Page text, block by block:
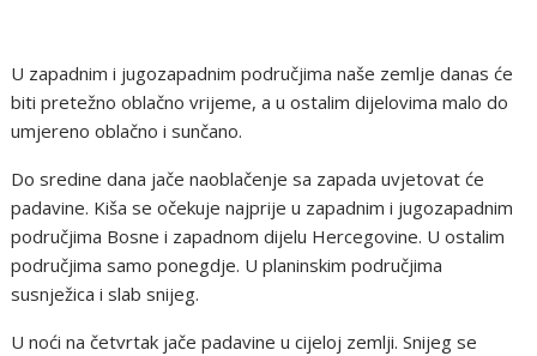
U zapadnim i jugozapadnim područjima naše zemlje danas će
biti pretežno oblačno vrijeme, a u ostalim dijelovima malo do
umjereno oblačno i sunčano.
Do sredine dana jače naoblačenje sa zapada uvjetovat će
padavine. Kiša se očekuje najprije u zapadnim i jugozapadnim
područjima Bosne i zapadnom dijelu Hercegovine. U ostalim
područjima samo ponegdje. U planinskim područjima
susnježica i slab snijeg.
U noći na četvrtak jače padavine u cijeloj zemlji. Snijeg se